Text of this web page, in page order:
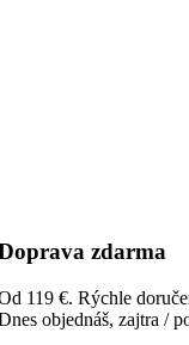
zdarma
119 €. Rýchle
objednáš, zajtra /